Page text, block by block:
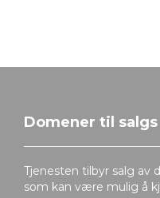
Domener til salgs
Tjenesten tilbyr salg av
som kan være mulig å